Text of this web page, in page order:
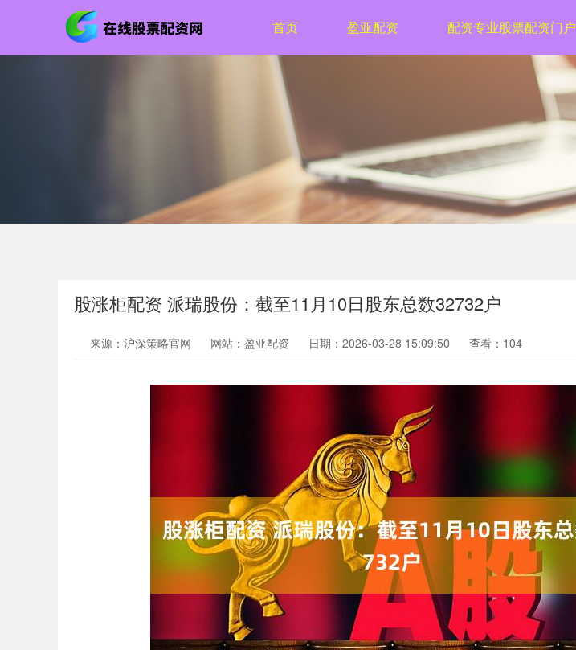
首页 盈亚配资 配资专业股票配资门户
股涨柜配资 派瑞股份：截至11月10日股东总数32732户
来源：沪深策略官网 网站：盈亚配资 日期：2026-03-28 15:09:50 查看：104